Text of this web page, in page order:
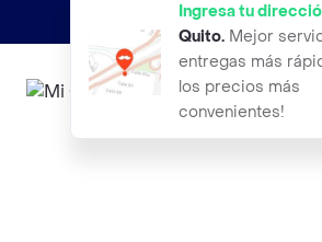
Ingresa tu
Quito. Mejor
entregas más
los precios más
convenientes!
envíos gratis por semanas